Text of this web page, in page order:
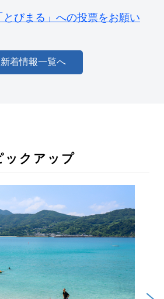
びまる」への投票をお願い
新着情報一覧へ
ックアップ